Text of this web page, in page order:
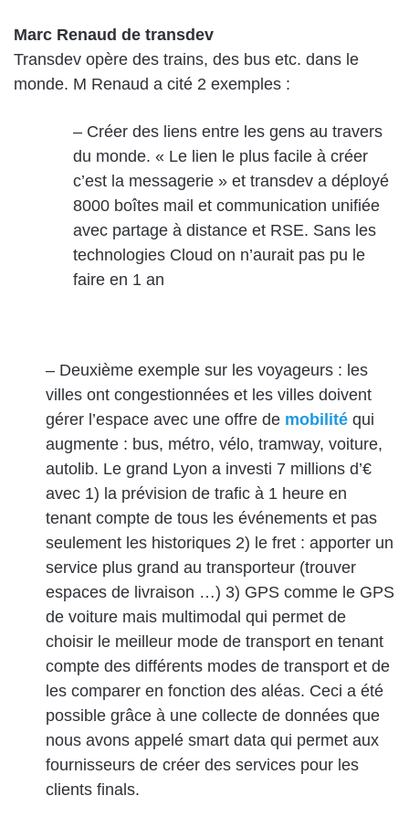
Marc Renaud de transdev
Transdev opère des trains, des bus etc. dans le
monde. M Renaud a cité 2 exemples :
– Créer des liens entre les gens au travers
du monde. « Le lien le plus facile à créer
c’est la messagerie » et transdev a déployé
8000 boîtes mail et communication unifiée
avec partage à distance et RSE. Sans les
technologies Cloud on n’aurait pas pu le
faire en 1 an
– Deuxième exemple sur les voyageurs : les
villes ont congestionnées et les villes doivent
gérer l’espace avec une offre de mobilité qui
augmente : bus, métro, vélo, tramway, voiture,
autolib. Le grand Lyon a investi 7 millions d’€
avec 1) la prévision de trafic à 1 heure en
tenant compte de tous les événements et pas
seulement les historiques 2) le fret : apporter un
service plus grand au transporteur (trouver
espaces de livraison …) 3) GPS comme le GPS
de voiture mais multimodal qui permet de
choisir le meilleur mode de transport en tenant
compte des différents modes de transport et de
les comparer en fonction des aléas. Ceci a été
possible grâce à une collecte de données que
nous avons appelé smart data qui permet aux
fournisseurs de créer des services pour les
clients finals.